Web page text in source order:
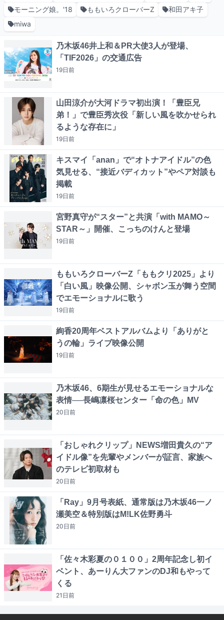
モーニング娘。'18
ももいろクローバーZ
和田アキ子
miwa
乃木坂46井上和＆PR大使3人が登場、
「TIF2026」の交通広告
19日前
山田涼介が大河ドラマ初出演！「豊臣兄
弟！」で豊臣秀次役「新しい風を吹かせられ
るような存在に」
19日前
キスマイ「anan」で“オトナアイドル”の色
気見せる、“接近バディカット”やペア対談も
掲載
19日前
宮野真守が“スター”と共演「with MAMO～
STAR～」開催、こっちのけんと登場
19日前
ももいろクローバーZ「ももクリ2025」より
「白い風」映像公開、シャボン玉が舞う空間
でエモーショナルに歌う
19日前
絢香20周年ベストアルバムより「ありがと
うの輪」ライブ映像公開
19日前
乃木坂46、6期生が見せるエモーショナルな
表情──長嶋凛桜センター「命の色」MV
20日前
「おしゃれクリップ」NEWS増田貴久の“ア
イドル像”を先輩やメンバーが証言、家族へ
のテレビ初取材も
20日前
「Ray」9月号表紙、通常版は乃木坂46一ノ
瀬美空＆特別版はM!LK佐野勇斗
20日前
「佐々木彩夏の０１００」2周年記念し初イ
ベント、あーりん大ファンのDJ和もやって
くる
21日前